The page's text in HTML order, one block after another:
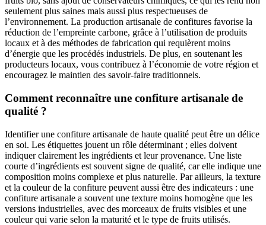
seulement plus saines mais aussi plus respectueuses de
l’environnement. La production artisanale de confitures favorise la
réduction de l’empreinte carbone, grâce à l’utilisation de produits
locaux et à des méthodes de fabrication qui requièrent moins
d’énergie que les procédés industriels. De plus, en soutenant les
producteurs locaux, vous contribuez à l’économie de votre région et
encouragez le maintien des savoir-faire traditionnels.
Comment reconnaître une confiture artisanale de
qualité ?
Identifier une confiture artisanale de haute qualité peut être un délice
en soi. Les étiquettes jouent un rôle déterminant ; elles doivent
indiquer clairement les ingrédients et leur provenance. Une liste
courte d’ingrédients est souvent signe de qualité, car elle indique une
composition moins complexe et plus naturelle. Par ailleurs, la texture
et la couleur de la confiture peuvent aussi être des indicateurs : une
confiture artisanale a souvent une texture moins homogène que les
versions industrielles, avec des morceaux de fruits visibles et une
couleur qui varie selon la maturité et le type de fruits utilisés.